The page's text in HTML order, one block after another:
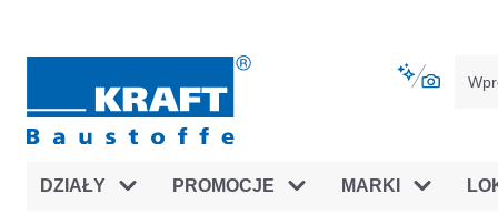
DZIAŁY PROMOCJE MARKI